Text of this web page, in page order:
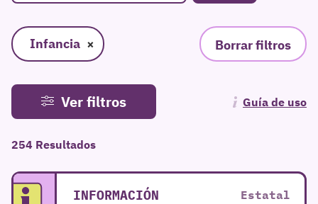
Infancia × Borrar filtros
Ver filtros Guía de uso
254 Resultados
INFORMACIÓN Estatal